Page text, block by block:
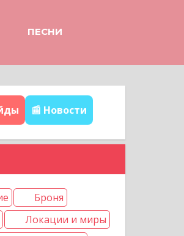
ПЕСНИ
📰 Новости
Броня
Локации и миры